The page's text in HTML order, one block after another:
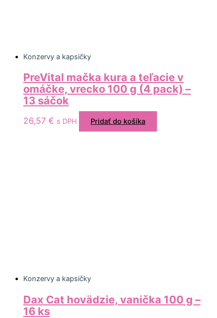
Konzervy a kapsičky
PreVital mačka kura a teľacie v
omáčke, vrecko 100 g (4 pack) –
13 sáčok
26,57 € s DPH Pridať do košíka
Konzervy a kapsičky
Dax Cat hovädzie, vanička 100 g –
16 ks